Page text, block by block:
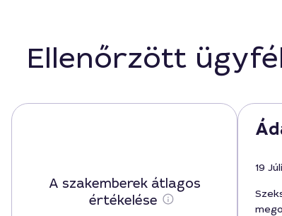
Ellenőrzött
A szakemberek átlagos
értékelése
19